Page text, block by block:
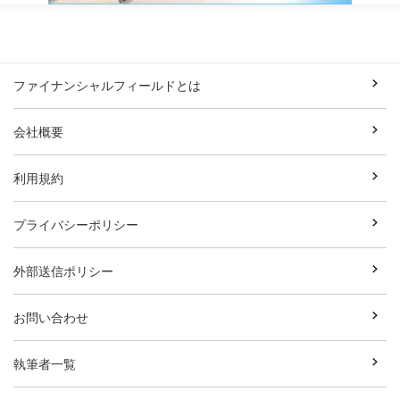
ファイナンシャルフィールドとは
会社概要
利用規約
プライバシーポリシー
外部送信ポリシー
お問い合わせ
執筆者一覧